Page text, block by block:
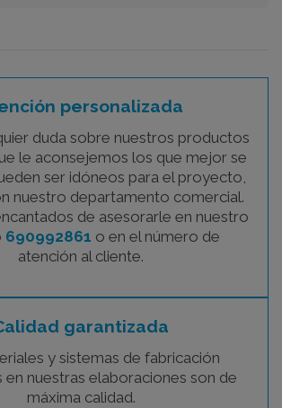
personalizada
duda sobre nuestros productos
le aconsejemos los que mejor se
ser idóneos para el proyecto,
nuestro departamento comercial.
de asesorarle en nuestro
690992861 o en el número de
atención al cliente.
garantizada
y sistemas de fabricación
nuestras elaboraciones son de
máxima calidad.